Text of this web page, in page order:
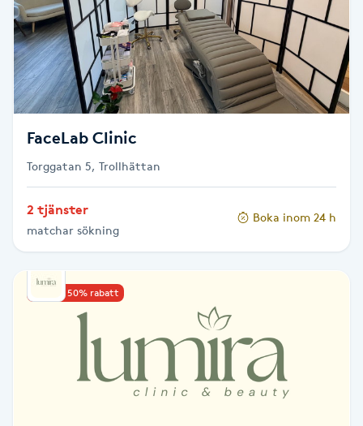
Gravidmassage
Gravidyoga
Gua Sha-massage
Hatha Yoga
Headspa
Herrklippning
FaceLab Clinic
Torggatan 5, Trollhättan
2 tjänster
matchar sökning
Boka inom 24 h
Upp till 50% rabatt